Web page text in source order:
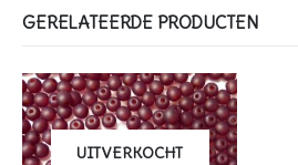
GERELATEERDE PRODUCTEN
UITVERKOCHT